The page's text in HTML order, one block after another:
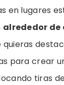
en lugares
alrededor de
quieras
para crear
tiras